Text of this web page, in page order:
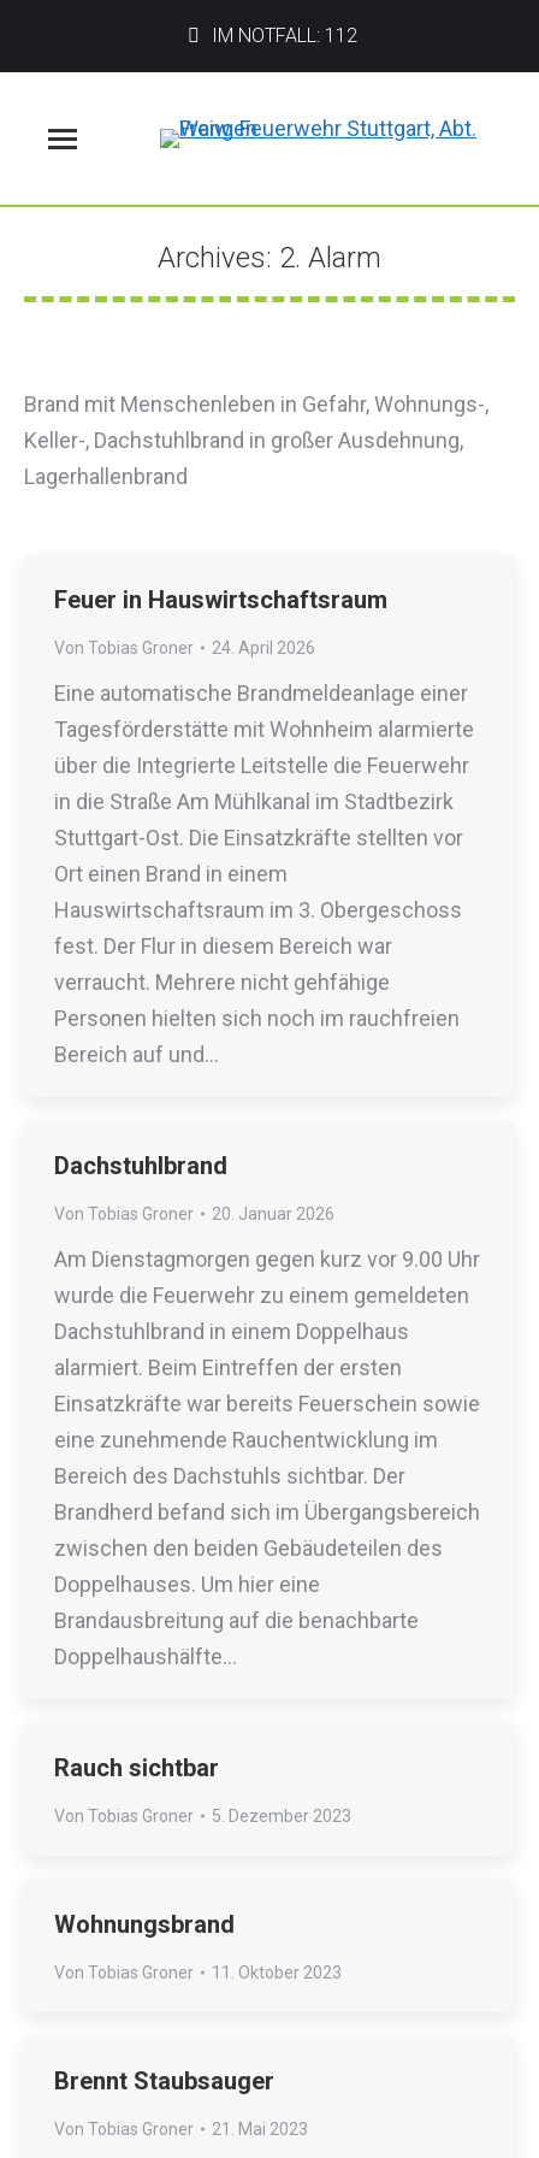
IM NOTFALL: 112
Archives: 2. Alarm
Sie befinden sich hier:
Brand mit Menschenleben in Gefahr, Wohnungs-,
Keller-, Dachstuhlbrand in großer Ausdehnung,
Lagerhallenbrand
Feuer in Hauswirtschaftsraum
Von Tobias Groner 24. April 2026
Eine automatische Brandmeldeanlage einer
Tagesförderstätte mit Wohnheim alarmierte
über die Integrierte Leitstelle die Feuerwehr
in die Straße Am Mühlkanal im Stadtbezirk
Stuttgart-Ost. Die Einsatzkräfte stellten vor
Ort einen Brand in einem
Hauswirtschaftsraum im 3. Obergeschoss
fest. Der Flur in diesem Bereich war
verraucht. Mehrere nicht gehfähige
Personen hielten sich noch im rauchfreien
Bereich auf und…
Dachstuhlbrand
Von Tobias Groner 20. Januar 2026
Am Dienstagmorgen gegen kurz vor 9.00 Uhr
wurde die Feuerwehr zu einem gemeldeten
Dachstuhlbrand in einem Doppelhaus
alarmiert. Beim Eintreffen der ersten
Einsatzkräfte war bereits Feuerschein sowie
eine zunehmende Rauchentwicklung im
Bereich des Dachstuhls sichtbar. Der
Brandherd befand sich im Übergangsbereich
zwischen den beiden Gebäudeteilen des
Doppelhauses. Um hier eine
Brandausbreitung auf die benachbarte
Doppelhaushälfte…
Rauch sichtbar
Von Tobias Groner 5. Dezember 2023
Wohnungsbrand
Von Tobias Groner 11. Oktober 2023
Brennt Staubsauger
Von Tobias Groner 21. Mai 2023